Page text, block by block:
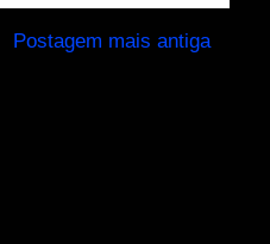
Postagem mais antiga